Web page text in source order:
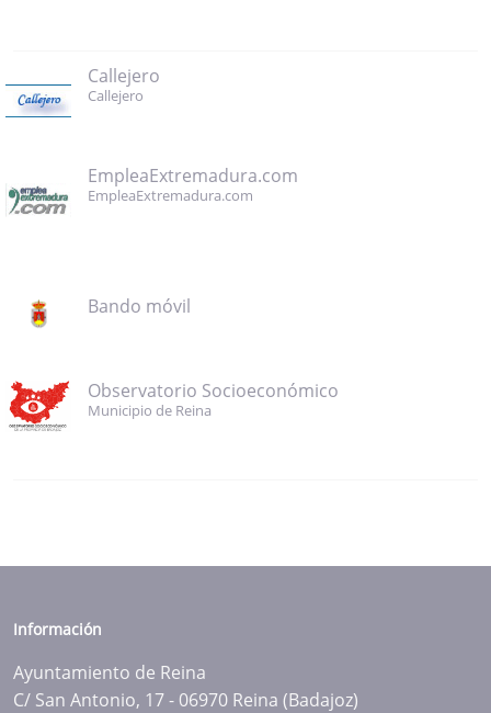
Callejero
Callejero
EmpleaExtremadura.com
EmpleaExtremadura.com
Bando móvil
Observatorio Socioeconómico
Municipio de Reina
Información
Ayuntamiento de Reina
C/ San Antonio, 17 - 06970 Reina (Badajoz)